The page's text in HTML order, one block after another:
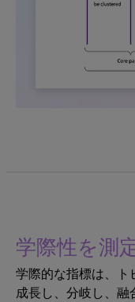
学際性を測
学際的な指標は、ト
成長し、分岐し、融